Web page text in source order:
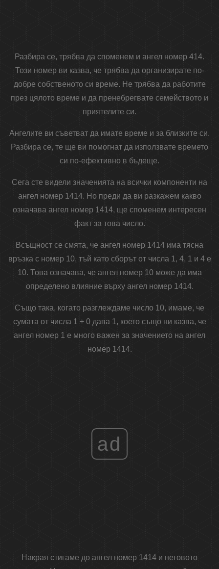
Разбира се, трябва да споменем и ангел номер 414.
Този номер ви казва, че трябва да организирате по-
добре собственото си време. Не трябва да работите
през цялото време и да пренебрегвате семейството и
приятелите си.
Ангелите ви съветват да имате време и за близките си.
Разбира се, те ще ви помогнат да използвате времето
си по-ефективно в бъдеще.
Сега сте видели значенията на всички компоненти на
ангел номер 1414. Но преди да ви разкажем какво
означава ангел номер 1414, ще споменем интересен
факт за това число.
Всъщност се смята, че ангел номер 1414 има тясна
връзка с номер 10, тъй като сборът от числа 1, 4, 1 и 4 е
10. Това означава, че ангел номер 10 може да има
определено влияние върху ангел номер 1414.
Също така, когато разглеждаме число 10, имаме, че
сумата от числа 1 + 0 дава 1, което също ни казва, че
ангел номер 1 е много важен за значението на ангел
номер 1414.
ad
Накрая стигаме до ангел номер 1414 и неговото